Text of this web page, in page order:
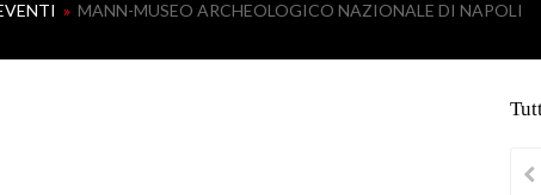
» MANN-MUSEO ARCHEOLOGICO NAZIONALE DI NAPOLI